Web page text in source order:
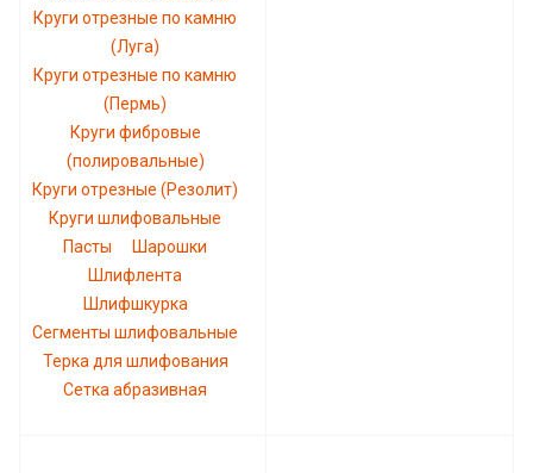
Круги отрезные по камню
(Луга)
Круги отрезные по камню
(Пермь)
Круги фибровые
(полировальные)
Круги отрезные (Резолит)
Круги шлифовальные
Пасты
Шарошки
Шлифлента
Шлифшкурка
Сегменты шлифовальные
Терка для шлифования
Сетка абразивная